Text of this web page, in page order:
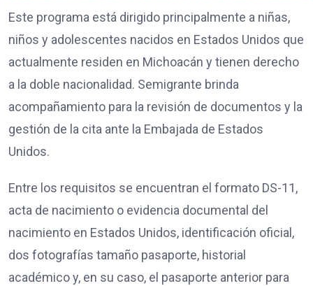
Este programa está dirigido principalmente a niñas,
niños y adolescentes nacidos en Estados Unidos que
actualmente residen en Michoacán y tienen derecho
a la doble nacionalidad. Semigrante brinda
acompañamiento para la revisión de documentos y la
gestión de la cita ante la Embajada de Estados
Unidos.
Entre los requisitos se encuentran el formato DS-11,
acta de nacimiento o evidencia documental del
nacimiento en Estados Unidos, identificación oficial,
dos fotografías tamaño pasaporte, historial
académico y, en su caso, el pasaporte anterior para